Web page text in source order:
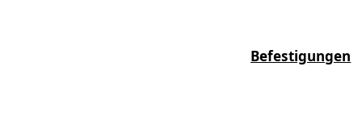
Befestigungen